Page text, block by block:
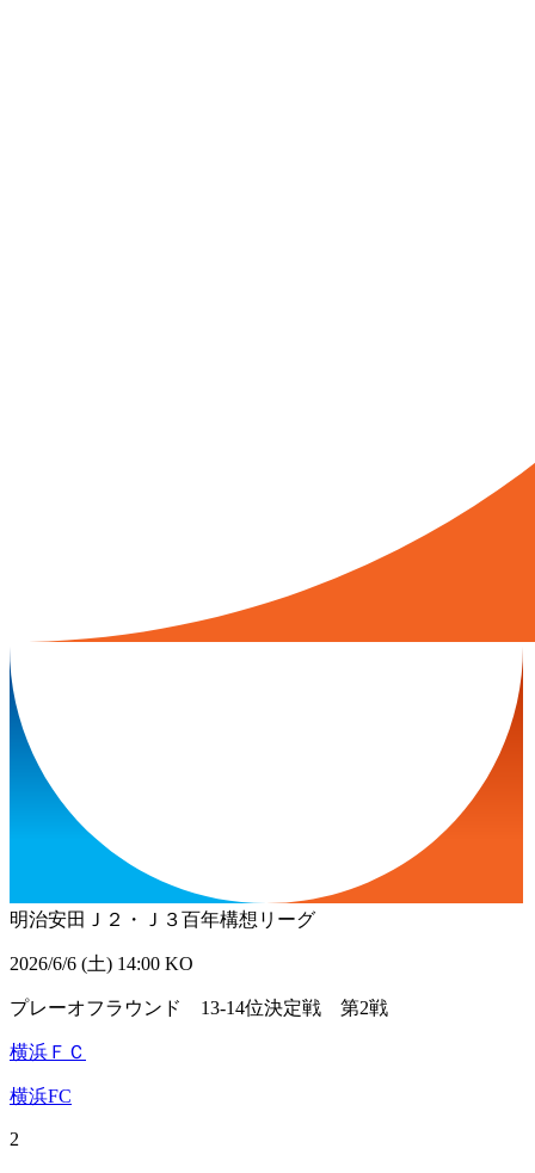
明治安田Ｊ２・Ｊ３百年構想リーグ
2026/6/6 (土) 14:00 KO
プレーオフラウンド 13-14位決定戦 第2戦
横浜ＦＣ
横浜FC
2